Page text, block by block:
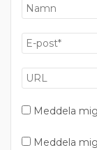
Meddela
Meddela